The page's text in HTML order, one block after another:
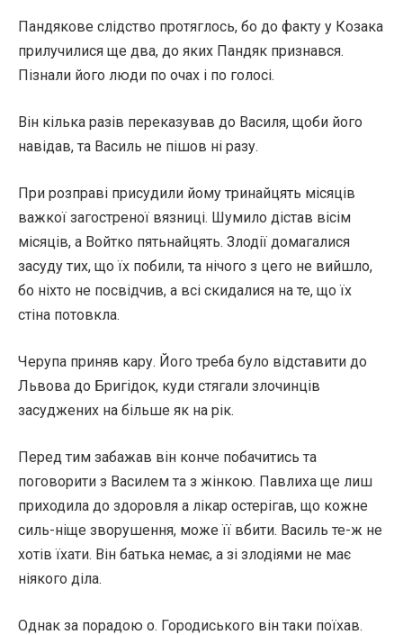
Пандякове слідство протяглось, бо до факту у Козака
прилучилися ще два, до яких Пандяк признався.
Пізнали його люди по очах і по голосі.
Він кілька разів переказував до Василя, щоби його
навідав, та Василь не пішов ні разу.
При розправі присудили йому тринайцять місяців
важкої загостреної вязниці. Шумило дістав вісім
місяців, а Войтко пятьнайцять. Злодії домагалися
засуду тих, що їх побили, та нічого з цего не вийшло,
бо ніхто не посвідчив, а всі скидалися на те, що їх
стіна потовкла.
Черупа приняв кару. Його треба було відставити до
Львова до Бригідок, куди стягали злочинців
засуджених на більше як на рік.
Перед тим забажав він конче побачитись та
поговорити з Василем та з жінкою. Павлиха ще лиш
приходила до здоровля а лікар остерігав, що кожне
силь-ніще зворушення, може її вбити. Василь те-ж не
хотів їхати. Він батька немає, а зі злодіями не має
ніякого діла.
Однак за порадою о. Городиського він таки поїхав.